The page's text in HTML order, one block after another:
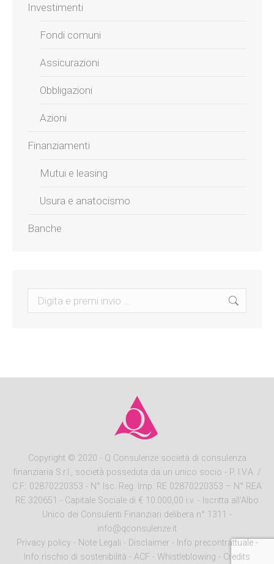
Investimenti
Fondi comuni
Assicurazioni
Obbligazioni
Azioni
Finanziamenti
Mutui e leasing
Usura e anatocismo
Banche
Search:
Copyright© 2020 - Q Consulenze società di consulenza
finanziaria S.r.l., società posseduta da un unico socio - P. I.V.A. /
C.F.: 02870220353 - N° Isc. Reg. Imp. RE 02870220353 – N° REA
RE 320651 - Capitale Sociale di € 10.000,00 i.v. - Iscritta all'Albo
Unico dei Consulenti Finanziari delibera n° 1311 -
info@qconsulenze.it
Privacy policy - Note Legali - Disclaimer- Info precontrattuale -
Info rischio di sostenibilità - ACF - Whistleblowing - Credits